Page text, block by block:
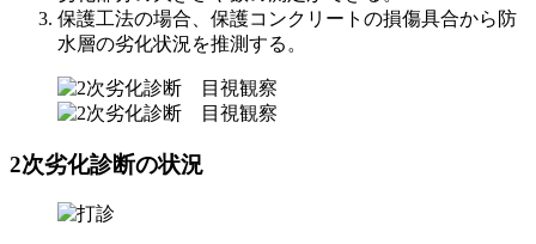
保護工法の場合、保護コンクリートの損傷具合から防
水層の劣化状況を推測する。
2次劣化診断の状況